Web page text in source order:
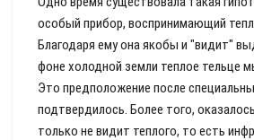
особый прибор, воспринимающий
Благодаря ему она якобы и "видит"
фоне холодной земли теплое тельце
Это предположение после
подтвердилось. Более того,
только не видит теплого, то есть